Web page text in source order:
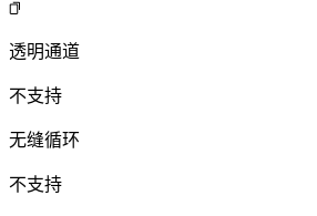
透明通道
不支持
无缝循环
不支持